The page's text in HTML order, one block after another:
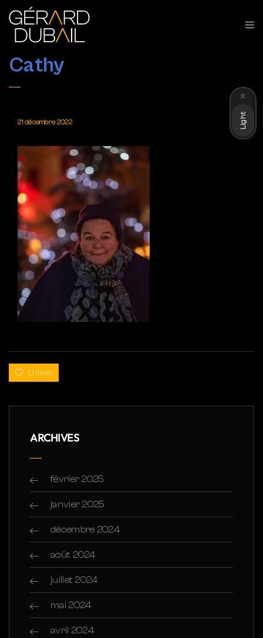
Cathy
21 décembre 2022
0 likes
ARCHIVES
février 2025
janvier 2025
décembre 2024
août 2024
juillet 2024
mai 2024
avril 2024
Light
Dark